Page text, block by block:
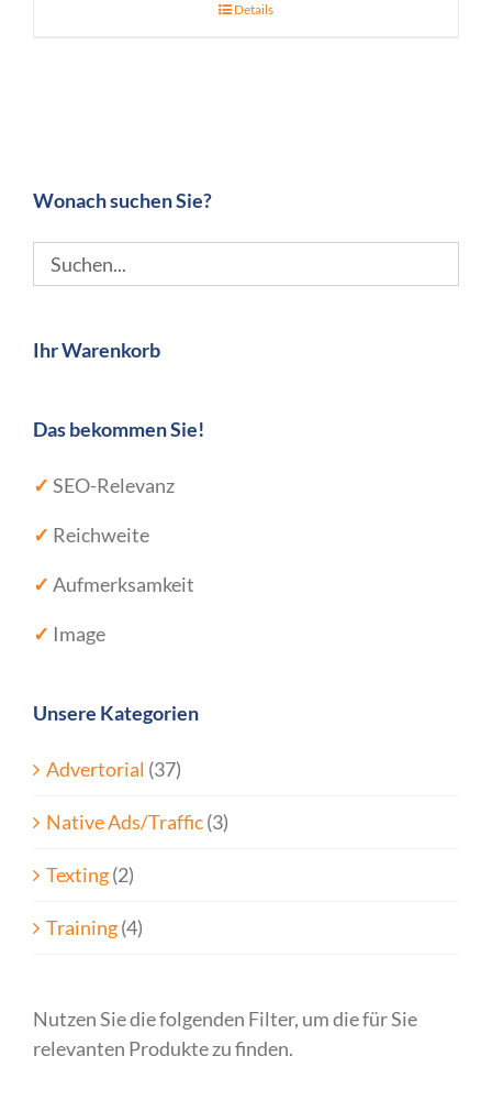
Details
Wonach suchen Sie?
Ihr Warenkorb
Das bekommen Sie!
✓ SEO-Relevanz
✓ Reichweite
✓ Aufmerksamkeit
✓ Image
Unsere Kategorien
Advertorial (37)
Native Ads/Traffic(3)
Texting(2)
Training(4)
Nutzen Sie die folgenden Filter, um die für Sie
relevanten Produkte zu finden.